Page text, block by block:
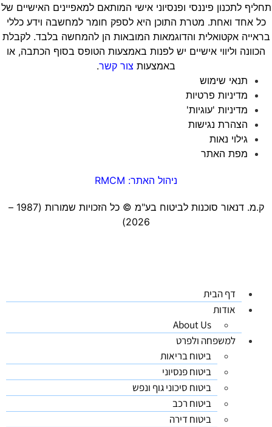
תחליף לתכנון פיננסי ופנסיוני אישי המותאם למאפיינים האישיים של
כל אחד ואחת. מטרת התוכן היא לספק חומר למחשבה וידע כללי
בראייה אקטואלית והדוגמאות המובאות הן להמחשה בלבד. לקבלת
הכוונה וליווי אישיים יש לפנות באמצעות הטופס בסוף הכתבה, או
באמצעות צור קשר.
תנאי שימוש
מדיניות פרטיות
מדיניות 'עוגיות'
הצהרת נגישות
גילוי נאות
מפת האתר
ניהול האתר: RMCM
ק.מ. דנאור סוכנות לביטוח בע"מ ©️ כל הזכויות שמורות (1987 –
2026)
דף הבית
אודות
About Us
למשפחה ולפרט
ביטוח בריאות
ביטוח פנסיוני
ביטוח סיכוני גוף ונפש
ביטוח רכב
ביטוח דירה